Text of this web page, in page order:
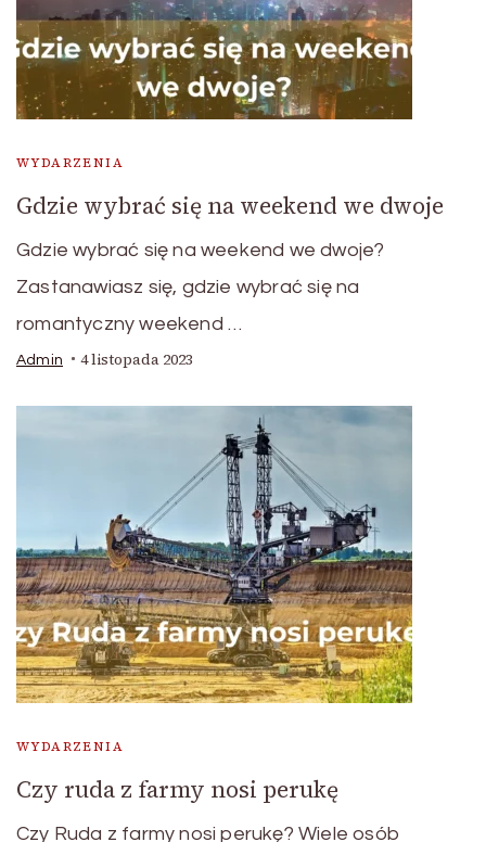
WYDARZENIA
Gdzie wybrać się na weekend we dwoje
Gdzie wybrać się na weekend we dwoje?
Zastanawiasz się, gdzie wybrać się na
romantyczny weekend …
Admin 4 listopada 2023
WYDARZENIA
Czy ruda z farmy nosi perukę
Czy Ruda z farmy nosi perukę? Wiele osób